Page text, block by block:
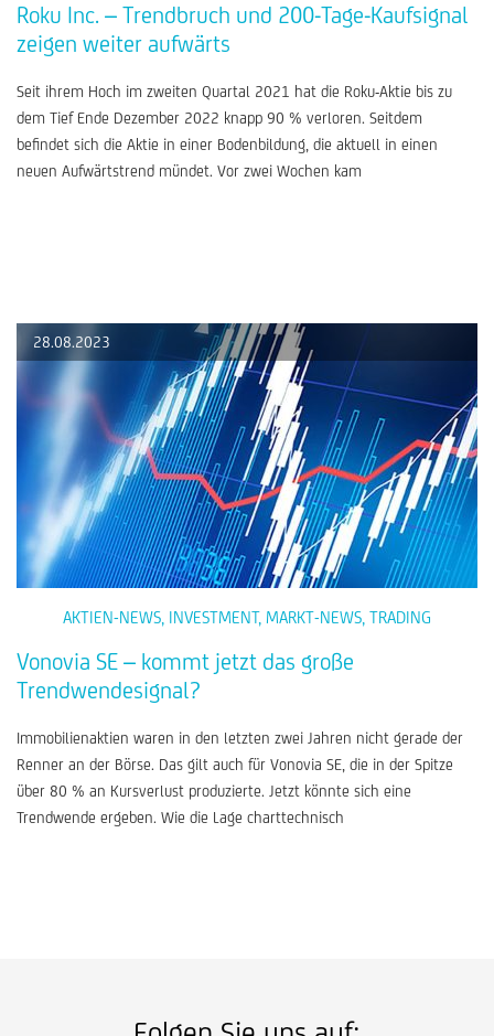
Roku Inc. – Trendbruch und 200-Tage-Kaufsignal
zeigen weiter aufwärts
Seit ihrem Hoch im zweiten Quartal 2021 hat die Roku-Aktie bis zu
dem Tief Ende Dezember 2022 knapp 90 % verloren. Seitdem
befindet sich die Aktie in einer Bodenbildung, die aktuell in einen
neuen Aufwärtstrend mündet. Vor zwei Wochen kam
28.08.2023
AKTIEN-NEWS INVESTMENT, MARKT-NEWS TRADING
Vonovia SE – kommt jetzt das große
Trendwendesignal?
Immobilienaktien waren in den letzten zwei Jahren nicht gerade der
Renner an der Börse. Das gilt auch für Vonovia SE, die in der Spitze
über 80 % an Kursverlust produzierte. Jetzt könnte sich eine
Trendwende ergeben. Wie die Lage charttechnisch